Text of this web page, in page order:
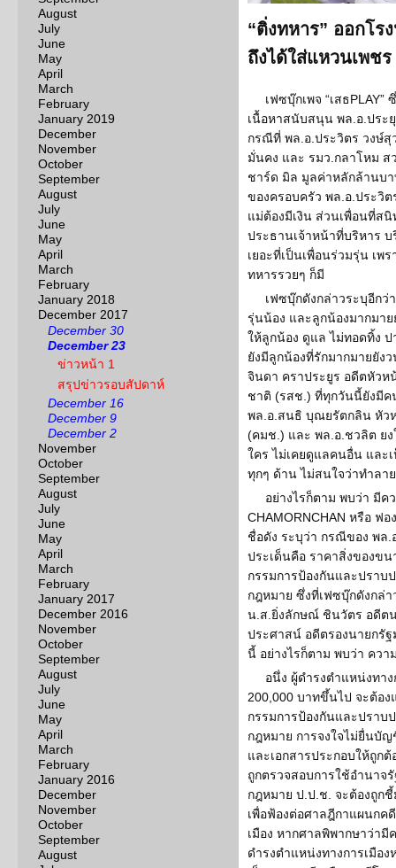
August
July
June
May
April
March
February
January 2019
December
November
October
September
August
July
June
May
April
March
February
January 2018
December 2017
December 30
December 23
ข่าวหน้า 1
สรุปข่าวรอบสัปดาห์
December 16
December 9
December 2
November
October
September
August
July
June
May
April
March
February
January 2017
December 2016
November
October
September
August
July
June
May
April
March
February
January 2016
December
November
October
September
August
“ติ่งทหาร” ออกโร
ถึงได้ใส่แหวนเพชร
เฟซบุ๊กเพจ “เสธ
เนื้อหาสนับสนุน พล.อ.ประ
กรณีที่ พล.อ.ประวิตร วงษ์
มั่นคง และ รมว.กลาโหม ส
ชาร์ด มิล มูลค่าหลักล้านบ
ของครอบครัว พล.อ.ประวิต
แม่ต้องมีเงิน ส่วนเพื่อนที่ส
ประธานเจ้าหน้าที่บริหาร
เยอะที่เป็นเพื่อนร่วมรุ่น เ
ทหารรวยๆ ก็มี
เฟซบุ๊กดังกล่าวระบุอีก
รุ่นน้อง และลูกน้องมากมา
ให้ลูกน้อง ดูแล ไม่ทอดทิ้ง ป
ยังมีลูกน้องที่รักมากมายยัง
จินดา คราประยูร อดีตหัวห
ชาติ (รสช.) ที่ทุกวันนี้ยังมีค
พล.อ.สนธิ บุณยรัตกลิน หัว
(คมช.) และ พล.อ.ชวลิต ยง
ใคร ไม่เคยดูแลคนอื่น และ
ทุกๆ ด้าน ไม่สนใจว่าทำลา
อย่างไรก็ตาม พบว่า มีค
CHAMORNCHAN หรือ ฟ
ชื่อดัง ระบุว่า กรณีของ พล.
ประเด็นคือ ราคาสิ่งของข
กรรมการป้องกันและปราบ
กฎหมาย ซึ่งที่เฟซบุ๊กดังกล่
น.ส.ยิ่งลักษณ์ ชินวัตร อดีต
ประศาสน์ อดีตรองนายกรัฐ
นี้ อย่างไรก็ตาม พบว่า คว
อนึ่ง ผู้ดำรงตำแหน่งทา
200,000 บาทขึ้นไป จะต้อ
กรรมการป้องกันและปราบ
กฎหมาย การจงใจไม่ยื่นบั
และเอกสารประกอบให้ถูก
ถูกตรวจสอบการใช้อำนาจ
กฎหมาย ป.ป.ช. จะต้องถูก
เพื่อฟ้องต่อศาลฎีกาแผนกค
เมือง หากศาลพิพากษาว่า
ดำรงตำแหน่งทางการเมือ